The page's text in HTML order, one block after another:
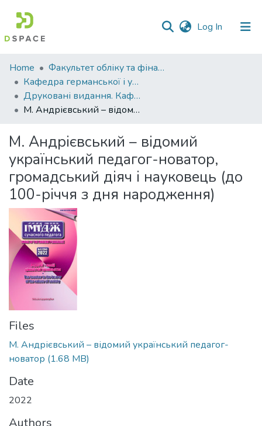
Log In (current)
Communities
&
Collections
All of DSpace
Statistics
Home
Факультет обліку та фінансів
Кафедра германської і української філології
Друковані видання. Кафедра германської і української філології
М. Андрієвський – відомий український педагог-новатор, громадський діяч і науковець (до 100-річчя з дня народження)
М. Андрієвський – відомий
український педагог-новатор,
громадський діяч і науковець (до
100-річчя з дня народження)
Files
М. Андрієвський – відомий український педагог-
новатор (1.68 MB)
Date
2022
Authors